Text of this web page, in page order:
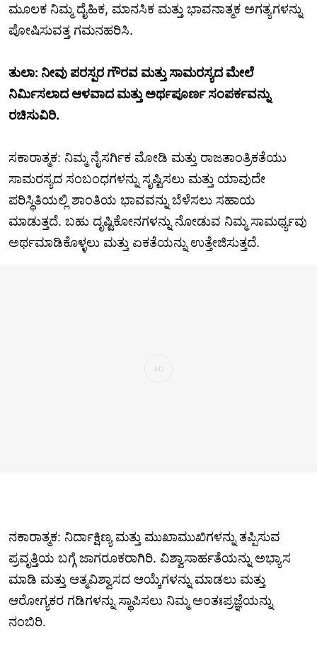
ಮೂಲಕ ನಿಮ್ಮ ದೈಹಿಕ, ಮಾನಸಿಕ ಮತ್ತು ಭಾವನಾತ್ಮಕ ಅಗತ್ಯಗಳನ್ನು
ಪೋಷಿಸುವತ್ತ ಗಮನಹರಿಸಿ.
ತುಲಾ: ನೀವು ಪರಸ್ಪರ ಗೌರವ ಮತ್ತು ಸಾಮರಸ್ಯದ ಮೇಲೆ
ನಿರ್ಮಿಸಲಾದ ಆಳವಾದ ಮತ್ತು ಅರ್ಥಪೂರ್ಣ ಸಂಪರ್ಕವನ್ನು
ರಚಿಸುವಿರಿ.
ಸಕಾರಾತ್ಮಕ: ನಿಮ್ಮ ನೈಸರ್ಗಿಕ ಮೋಡಿ ಮತ್ತು ರಾಜತಾಂತ್ರಿಕತೆಯು
ಸಾಮರಸ್ಯದ ಸಂಬಂಧಗಳನ್ನು ಸೃಷ್ಟಿಸಲು ಮತ್ತು ಯಾವುದೇ
ಪರಿಸ್ಥಿತಿಯಲ್ಲಿ ಶಾಂತಿಯ ಭಾವವನ್ನು ಬೆಳೆಸಲು ಸಹಾಯ
ಮಾಡುತ್ತದೆ. ಬಹು ದೃಷ್ಟಿಕೋನಗಳನ್ನು ನೋಡುವ ನಿಮ್ಮ ಸಾಮರ್ಥ್ಯವು
ಅರ್ಥಮಾಡಿಕೊಳ್ಳಲು ಮತ್ತು ಏಕತೆಯನ್ನು ಉತ್ತೇಜಿಸುತ್ತದೆ.
ನಕಾರಾತ್ಮಕ: ನಿರ್ದಾಕ್ಷಿಣ್ಯ ಮತ್ತು ಮುಖಾಮುಖಿಗಳನ್ನು ತಪ್ಪಿಸುವ
ಪ್ರವೃತ್ತಿಯ ಬಗ್ಗೆ ಜಾಗರೂಕರಾಗಿರಿ. ವಿಶ್ವಾಸಾರ್ಹತೆಯನ್ನು ಅಭ್ಯಾಸ
ಮಾಡಿ ಮತ್ತು ಆತ್ಮವಿಶ್ವಾಸದ ಆಯ್ಕೆಗಳನ್ನು ಮಾಡಲು ಮತ್ತು
ಆರೋಗ್ಯಕರ ಗಡಿಗಳನ್ನು ಸ್ಥಾಪಿಸಲು ನಿಮ್ಮ ಅಂತಃಪ್ರಜ್ಞೆಯನ್ನು
ನಂಬಿರಿ.